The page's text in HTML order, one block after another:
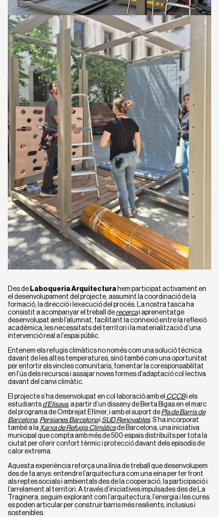
Des de Laboqueria Arquitectura hem participat activament en
el desenvolupament del projecte, assumint la coordinació de la
formació, la direcció i lexecució del procés. La nostra tasca ha
consistit a acompanyar el treball de recercai aprenentatge
desenvolupat amb l’alumnat, facilitant la connexió entre la reflexió
acadèmica, les necessitats del territori i la materialització d’una
intervenció real a l’espai públic.
Entenem els refugis climàtics no només com una solució tècnica
davant de les altes temperatures, sinó també com una oportunitat
per enfortir els vincles comunitaris, fomentar la coresponsabilitat
en l’ús dels recursos i assajar noves formes d’adaptació col·lectiva
davant del canvi climàtic.
El projecte s’ha desenvolupat en col·laboració amb el CCCBi els
estudiants d’Elisava, a partir d’un disseny de Berta Bigas en el marc
del programa de Ombrejat Efímer, i amb el suport de Pla de Barris de
Barcelona, ​​ Persianes Barcelonai SUD Renovables. S’ha incorporat
també a la Xarxa de Refugis Climàticsde Barcelona, ​​una iniciativa
municipal que compta amb més de 500 espais distribuïts per tota la
ciutat per oferir confort tèrmic i protecció davant dels episodis de
calor extrema.
Aquesta experiència reforça una línia de treball que desenvolupem
des de fa anys: entendre l’arquitectura com una eina per fer front
als reptes socials i ambientals des de la cooperació, la participació i
l’arrelament al territori. A través d’iniciatives impulsades des de La
Traginera, seguim explorant com l’arquitectura, l’energia i les cures
es poden articular per construir barris més resilients, inclusius i
sostenibles.